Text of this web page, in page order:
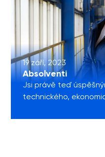
19 září, 2023
Absolventi
Jsi právě teď
technického,
zůstat a získávat dál